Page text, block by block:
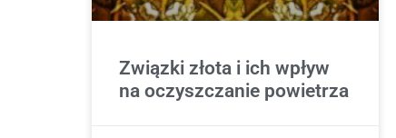
Związki złota i ich wpływ
na oczyszczanie powietrza